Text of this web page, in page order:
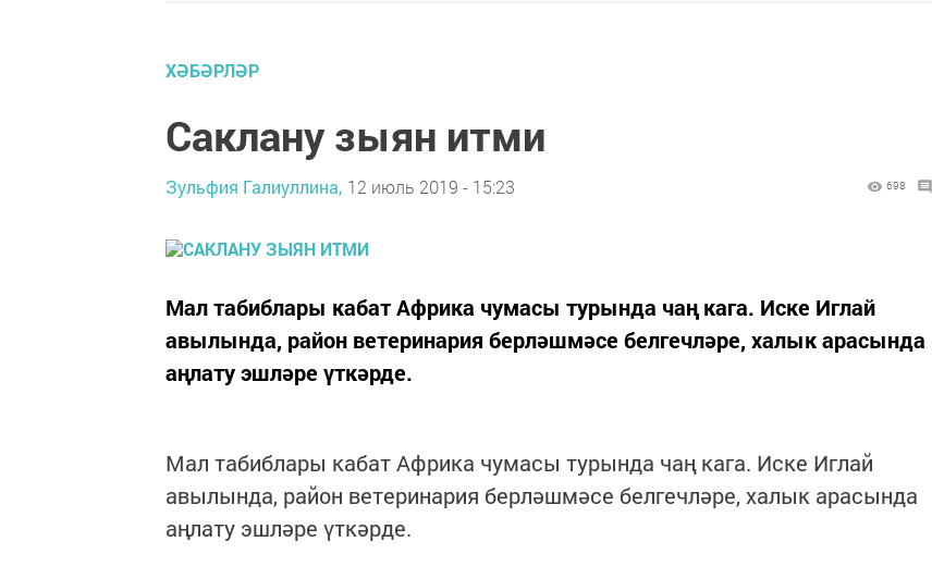
ХӘБӘРЛӘР
Саклану зыян итми
Зульфия Галиуллина, 12 июль 2019 - 15:23 698
Мал табиблары кабат Африка чумасы турында чаң кага. Иске Иглай
авылында, район ветеринария берләшмәсе белгечләре, халык арасында
аңлату эшләре үткәрде.
Мал табиблары кабат Африка чумасы турында чаң кага. Иске Иглай
авылында, район ветеринария берләшмәсе белгечләре, халык арасында
аңлату эшләре үткәрде.